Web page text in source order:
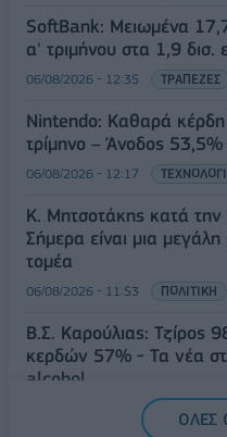
SoftBank: Μειωμένα
α' τριμήνου στα 1,9 δισ.
06/08/2026 - 12:35 ΤΡΑΠΕΖΕΣ
Nintendo: Καθαρά
τρίμηνο – Άνοδος
06/08/2026 - 12:17
Κ. Μητσοτάκης κατά την
Σήμερα είναι μια
τομέα
06/08/2026 - 11:53 ΠΟΛΙΤΙΚΗ
Β.Σ. Καρούλιας: Τζίρος
κερδών 57% - Τα νέα
alcohol
ΟΛΕΣ